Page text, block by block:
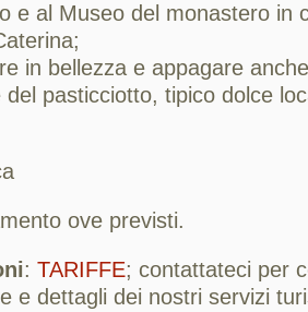
e al Museo del monastero in
in bellezza e appagare
del pasticciotto, tipico dolce
ove previsti.
: TARIFFE; contattateci per
e dettagli dei nostri servizi